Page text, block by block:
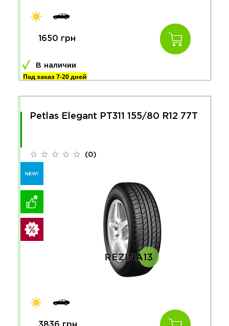
1650 грн
В наличии
Под заказ 7-20 дней
Petlas Elegant PT311 155/80 R12 77T
(0)